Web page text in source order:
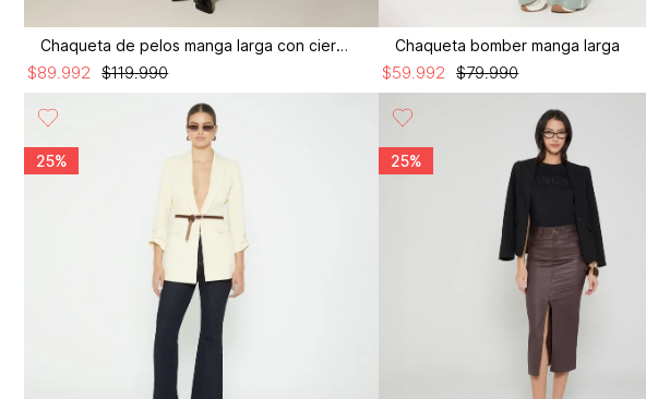
Chaqueta de pelos manga larga con cierre
$119.990
$89.992
Chaqueta bomber manga larga
$79.990
$59.992
25% 25%